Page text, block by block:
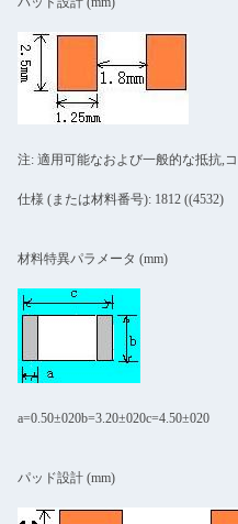
注: 適用可能なおよび一般的な抵抗,
仕様 (または材料番号): 1812 ((4532)
材料特異パラメータ (mm)
a=0.50±020b=3.20±020c=4.50±020
パッド設計 (mm)